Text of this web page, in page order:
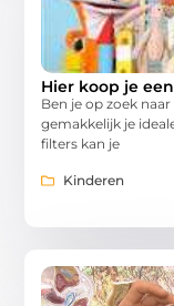
Hier koop je
Ben je op zoek
gemakkelijk je
filters kan je
Kinderen